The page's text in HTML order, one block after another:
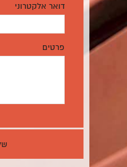
דואר אלקטרוני
פרטים